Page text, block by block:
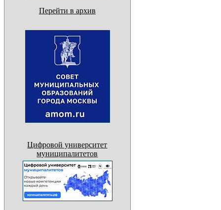
Перейти в архив
Цифровой университет
муниципалитетов